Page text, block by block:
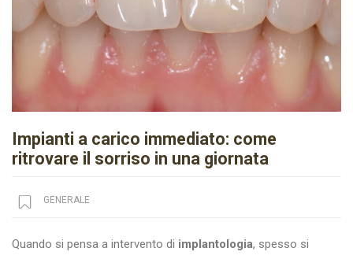
Impianti a carico immediato: come
ritrovare il sorriso in una giornata
GENERALE
Quando si pensa a intervento di implantologia, spesso si